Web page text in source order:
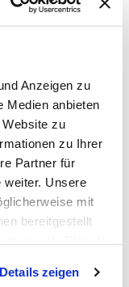
Anzeigen zu
Medien anbieten
zu
zu Ihrer
Partner für
weiter. Unsere
mit
bereitgestellt
Alle weiteren
Details zeigen
einfach wie
Möglichkeiten